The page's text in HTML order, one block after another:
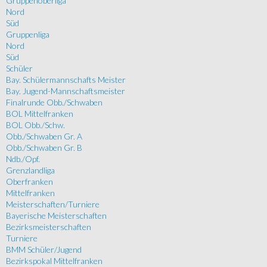
Nord
Süd
Gruppenliga
Nord
Süd
Schüler
Bay. Schülermannschafts Meister
Bay. Jugend-Mannschaftsmeister
Finalrunde Obb./Schwaben
BOL Mittelfranken
BOL Obb./Schw.
Obb./Schwaben Gr. A
Obb./Schwaben Gr. B
Ndb./Opf.
Grenzlandliga
Oberfranken
Mittelfranken
Meisterschaften/Turniere
Bayerische Meisterschaften
Bezirksmeisterschaften
Turniere
BMM Schüler/Jugend
Bezirkspokal Mittelfranken